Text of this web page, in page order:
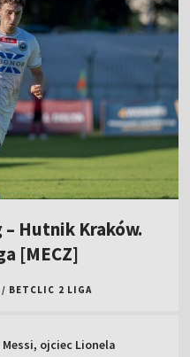
Hutnik Kraków.
[MECZ]
/ BETCLIC 2 LIGA
Messi, ojciec Lionela